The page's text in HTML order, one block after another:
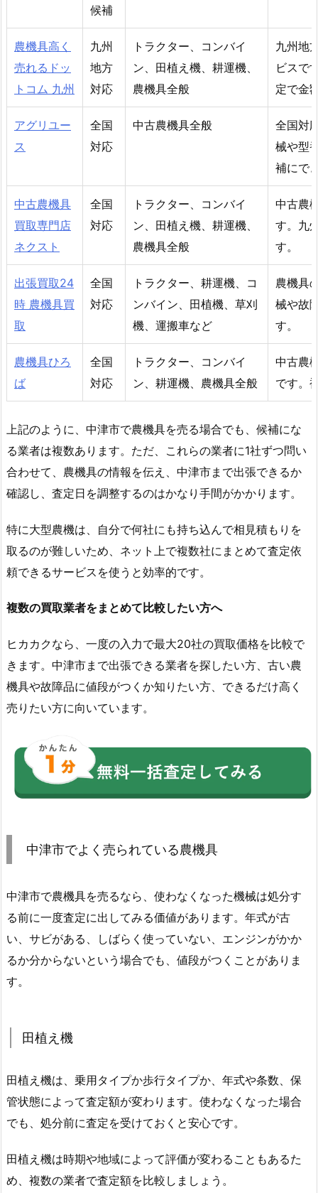
候補
農機具高く
売れるドッ
トコム 九州
九州
地方
対応
トラクター、コンバイ
ン、田植え機、耕運機、
農機具全般
九州地
ビスで
定で金
アグリユー
ス
全国
対応
中古農機具全般
全国対
械や型
補にで
中古農機具
買取専門店
ネクスト
全国
対応
トラクター、コンバイ
ン、田植え機、耕運機、
農機具全般
中古農
す。九
す。
出張買取24
時 農機具買
取
全国
対応
トラクター、耕運機、コ
ンバイン、田植機、草刈
機、運搬車など
農機具
械や故
す。
農機具ひろ
ば
全国
対応
トラクター、コンバイ
ン、耕運機、農機具全般
中古農
です。
上記のように、中津市で農機具を売る場合でも、候補にな
る業者は複数あります。ただ、これらの業者に1社ずつ問い
合わせて、農機具の情報を伝え、中津市まで出張できるか
確認し、査定日を調整するのはかなり手間がかかります。
特に大型農機は、自分で何社にも持ち込んで相見積もりを
取るのが難しいため、ネット上で複数社にまとめて査定依
頼できるサービスを使うと効率的です。
複数の買取業者をまとめて比較したい方へ
ヒカカクなら、一度の入力で最大20社の買取価格を比較で
きます。中津市まで出張できる業者を探したい方、古い農
機具や故障品に値段がつくか知りたい方、できるだけ高く
売りたい方に向いています。
中津市でよく売られている農機具
中津市で農機具を売るなら、使わなくなった機械は処分す
る前に一度査定に出してみる価値があります。年式が古
い、サビがある、しばらく使っていない、エンジンがかか
るか分からないという場合でも、値段がつくことがありま
す。
田植え機
田植え機は、乗用タイプか歩行タイプか、年式や条数、保
管状態によって査定額が変わります。使わなくなった場合
でも、処分前に査定を受けておくと安心です。
田植え機は時期や地域によって評価が変わることもあるた
め、複数の業者で査定額を比較しましょう。